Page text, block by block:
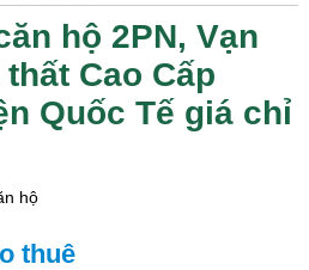
hộ 2PN, Vạn
Cao Cấp
Quốc Tế giá chỉ
hộ
thuê